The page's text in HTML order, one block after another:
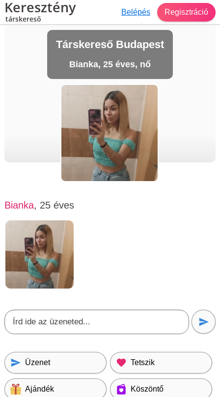
Keresztény
társkereső
Belépés Regisztráció
Társkereső Budapest
Bianka, 25 éves, nő
Bianka, 25 éves
Üzenet Tetszik
Ajándék Köszöntő